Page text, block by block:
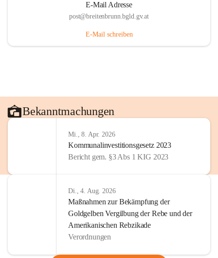
E-Mail Adresse
post@breitenbrunn.bgld.gv.at
E-Mail schreiben
Bekanntmachungen
Mi., 8. Apr. 2026
Kommunalinvestitionsgesetz 2023
Bericht gem. §3 Abs 1 KIG 2023
Di., 4. Aug. 2026
Maßnahmen zur Bekämpfung der
Goldgelben Vergilbung der Rebe und der
Amerikanischen Rebzikade
Verordnungen